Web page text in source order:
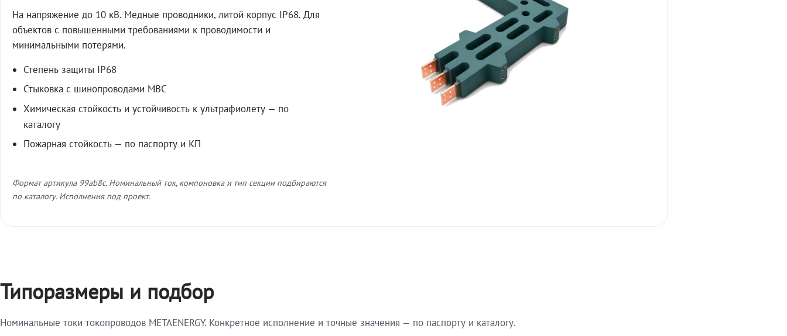
На напряжение до 10 кВ. Медные проводники, литой корпус IP68. Для
объектов с повышенными требованиями к проводимости и
минимальными потерями.
Степень защиты IP68
Стыковка с шинопроводами МВС
Химическая стойкость и устойчивость к ультрафиолету — по
каталогу
Пожарная стойкость — по паспорту и КП
Формат артикула 99ab8c. Номинальный ток, компоновка и тип секции подбираются
по каталогу. Исполнения под проект.
Типоразмеры и подбор
Номинальные токи токопроводов METAENERGY. Конкретное исполнение и точные значения — по паспорту и каталогу.